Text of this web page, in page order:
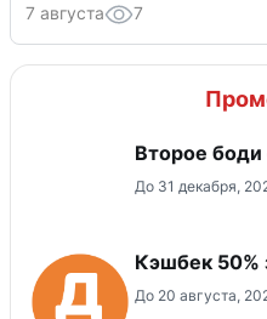
7 августа 7
Второе
До 31 декабря,
Кэшбек 50%
До 20 августа,